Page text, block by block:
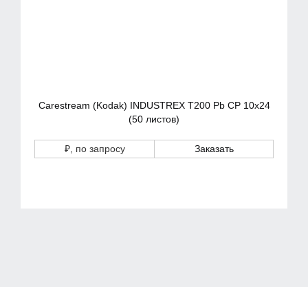
Carestream (Kodak) INDUSTREX T200 Pb CP 10x24
(50 листов)
₽, по запросу Заказать